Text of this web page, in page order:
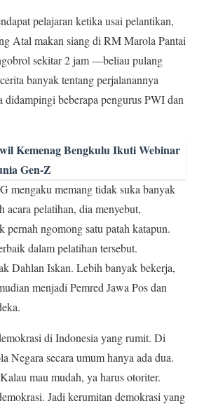
pelajaran ketika usai pelantikan,
Atal makan siang di RM Marola Pantai
sekitar 2 jam —beliau pulang
banyak tentang perjalanannya
didampingi beberapa pengurus PWI dan
Kemenag Bengkulu Ikuti Webinar
Gen-Z
mengaku memang tidak suka banyak
acara pelatihan, dia menyebut,
pernah ngomong satu patah katapun.
dalam pelatihan tersebut.
Dahlan Iskan. Lebih banyak bekerja,
menjadi Pemred Jawa Pos dan
di Indonesia yang rumit. Di
Negara secara umum hanya ada dua.
mau mudah, ya harus otoriter.
Jadi kerumitan demokrasi yang